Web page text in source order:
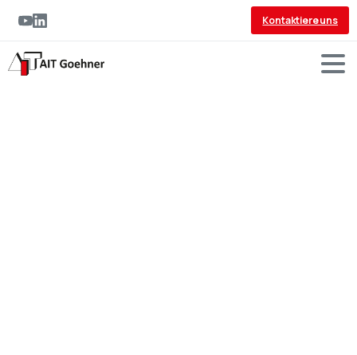
Kontaktiere uns